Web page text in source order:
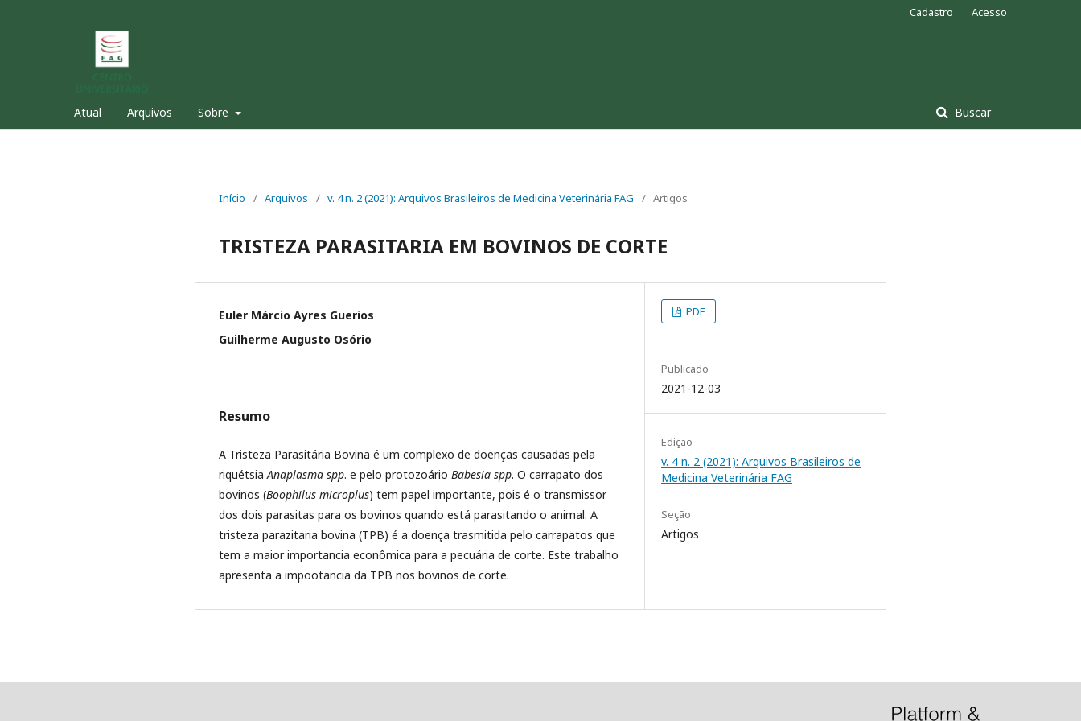
Atual Arquivos Sobre Buscar
Cadastro Acesso
Início / Arquivos / v. 4 n. 2 (2021): Arquivos Brasileiros de Medicina Veterinária FAG / Artigos
TRISTEZA PARASITARIA EM BOVINOS DE CORTE
Euler Márcio Ayres Guerios
Guilherme Augusto Osório
Resumo
A Tristeza Parasitária Bovina é um complexo de doenças causadas pela
riquétsiaAnaplasma spp. e pelo protozoário Babesia spp. O carrapato dos
bovinos (Boophilus microplus) tem papel importante, pois é o transmissor
dos dois parasitas para os bovinos quando está parasitando o animal. A
tristeza parazitaria bovina (TPB) é a doença trasmitida pelo carrapatos que
tem a maior importancia econômica para a pecuária de corte. Este trabalho
apresenta a impootancia da TPB nos bovinos de corte.
PDF
Publicado
2021-12-03
Edição
v. 4 n. 2 (2021): Arquivos Brasileiros de
Medicina Veterinária FAG
Seção
Artigos